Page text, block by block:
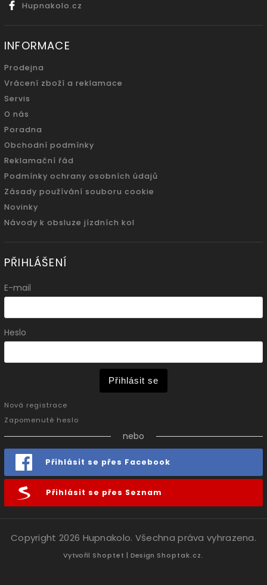
Hupnakolo.cz
INFORMACE
Prodejna
Vrácení zboží a reklamace
Servis
O nás
Poradna
Obchodní podmínky
Reklamační řád
Podmínky ochrany osobních údajů
Zásady používání souboru cookie
Novinky
Návody k obsluze jízdních kol
PŘIHLÁŠENÍ
E-mail
Heslo
Přihlásit se
Nová registrace
Zapomenuté heslo
nebo
Přihlásit se přes Facebook
Přihlásit se přes Seznam
Copyright 2026 Hupnakolo. Všechna práva vyhrazena.
Vytvořil Shoptet | Design Shoptak.cz.